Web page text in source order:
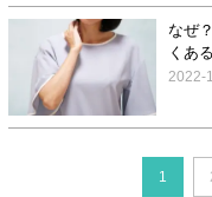
なぜ
くあ
2022-
1